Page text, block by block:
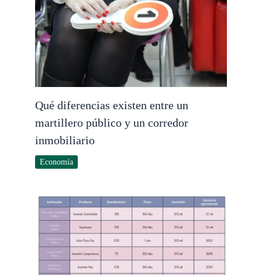
Qué diferencias existen entre un
martillero público y un corredor
inmobiliario
Economía